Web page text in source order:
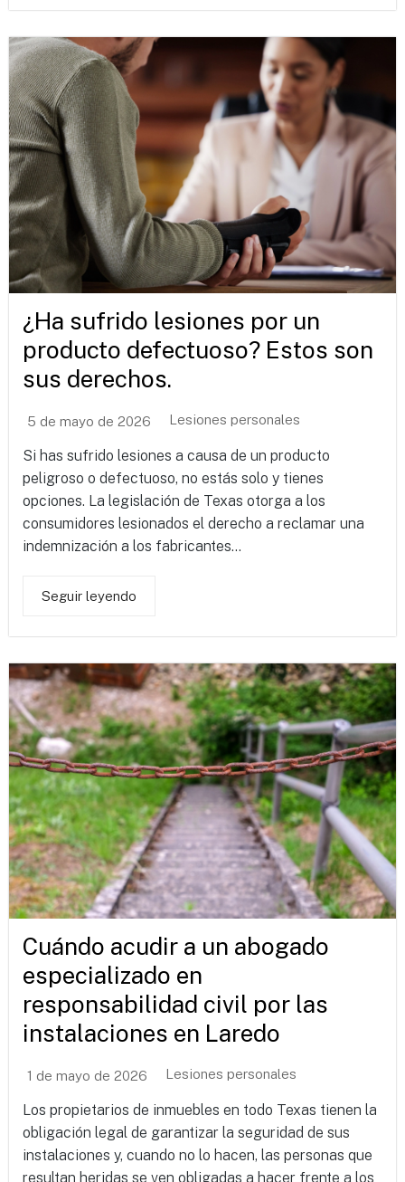
¿Ha sufrido lesiones por un
producto defectuoso? Estos son
sus derechos.
5 de mayo de 2026 Lesiones personales
Si has sufrido lesiones a causa de un producto
peligroso o defectuoso, no estás solo y tienes
opciones. La legislación de Texas otorga a los
consumidores lesionados el derecho a reclamar una
indemnización a los fabricantes...
Seguir leyendo
Cuándo acudir a un abogado
especializado en
responsabilidad civil por las
instalaciones en Laredo
1 de mayo de 2026 Lesiones personales
Los propietarios de inmuebles en todo Texas tienen la
obligación legal de garantizar la seguridad de sus
instalaciones y, cuando no lo hacen, las personas que
resultan heridas se ven obligadas a hacer frente a los